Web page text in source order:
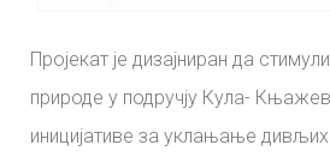
Пројекат је дизајниран да
природе у подручју Кула-
иницијативе за уклањање дивљих